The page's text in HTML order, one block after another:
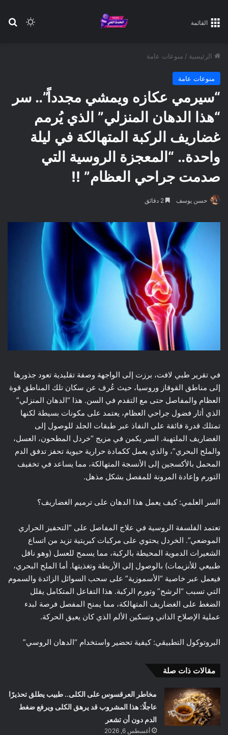
الوضع القائمة
الرئيسية / منوعات عامة
منوعات عامة
“سيرمي عكازه ويمشي مجدداً”.. سر
“هذا الدهان المنزلي” الذي يُرمم
غضاريف الركبة المتهالكة في ليلة
واحدة.. “المعجزة الروسية التي
صدمت جراحي العظام” !!
حسن يوسف
في تقرير طبي لافت، برزت إلى الواجهة وصفة تقليدية تعود جذورها
إلى مناطق القوقاز وروسيا، حيث عُرف عن سكان تلك المناطق قوة
العظام والمفاصل حتى مع التقدم في السن. هذا “الدهان المنزلي”
الذي أثار فضول جراحي العظام، يعتمد على مكونات بسيطة لكنها
تمتلك قدرة فائقة على النفاذ عبر طبقات الجلد للوصول إلى
الغضاريف الملتهبة. السر يكمن في مزيج “خردل المطحون، العسل،
والملح البحري”، والذي يعمل ككمادة حرارية حيوية تحفز تدفق الدم
المحمل بالأكسجين إلى الأنسجة المتهالكة، مما يساعد في تخفيف
التورم وإعادة المرونة للمفصل بشكل مذهل.
السر العلمي: كيف يعمل هذا الدهان على ترميم الغضاريف؟
تعتمد الفلسفة الروسية في علاج المفاصل على “التحفيز الحراري
الموضعي”. الخردل يحتوي على مركبات كبريتية تزيد من اتساع
الشعيرات الدموية المحيطة بالركبة، مما يسمح للعسل (وهو ناقل
طبيعي للأنزيمات) بالوصول إلى الأربطة وتغذيتها. أما الملح البحري،
فيعمل عبر خاصية “الأسموزية” على سحب السوائل الزائدة والسموم
التي تسبب “الرشح” وتورم الركبة. هذا التفاعل المتكامل يقلل
الضغط على الغضاريف المتهالكة، مما يمنح المفصل فرصة لبدء
عملية الإصلاح الذاتي وتسكين الألم الذي كان يعيق الحركة.
البروتوكول التطبيقي: كيفية تحضير واستخدام “الدهان الروسي”
مقالات ذات صلة
مخاطر العرقسوس على الكلى.. طبيب يطلق تحذيرًا
عاجلًا: هذا المشروب قد يرهق الكلى ويرفع ضغط
الدم دون أن تشعر
أغسطس 6, 2026